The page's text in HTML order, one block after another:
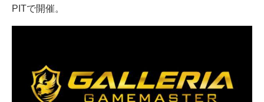
PITで開催。